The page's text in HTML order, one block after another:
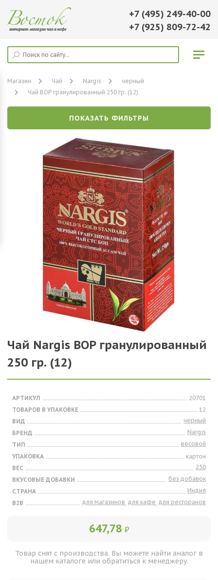
+7 (495) 249-40-00
+7 (925) 809-72-42
Магазин Чай Nargis
черный
Чай BOP гранулированный 250 гр. (12)
ПОКАЗАТЬ ФИЛЬТРЫ
Чай Nargis BOP гранулированный
250 гр. (12)
АРТИКУЛ
20701
ТОВАРОВ В УПАКОВКЕ
12
ВИД
черный
БРЕНД
Nargis
ТИП
весовой
УПАКОВКА
картон
ВЕС
250
ВКУСОВЫЕ ДОБАВКИ
без добавок
СТРАНА
Индия
B2B
для магазинов, для кафе, для ресторанов
647,78 ₽
Товар снят с производства. Вы можете найти аналог в
нашем каталоге или обратиться к менеджеру.